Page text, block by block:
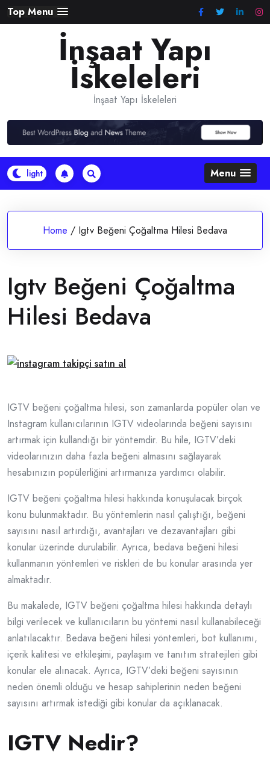
Skip
to
Top Menu
İnşaat Yapı
İskeleleri
İnşaat Yapı İskeleleri
Menu
Home / Igtv Beğeni Çoğaltma Hilesi Bedava
Igtv Beğeni Çoğaltma
Hilesi Bedava
IGTV beğeni çoğaltma hilesi, son zamanlarda popüler olan ve
Instagram kullanıcılarının IGTV videolarında beğeni sayısını
artırmak için kullandığı bir yöntemdir. Bu hile, IGTV’deki
videolarınızın daha fazla beğeni almasını sağlayarak
hesabınızın popülerliğini artırmanıza yardımcı olabilir.
IGTV beğeni çoğaltma hilesi hakkında konuşulacak birçok
konu bulunmaktadır. Bu yöntemlerin nasıl çalıştığı, beğeni
sayısını nasıl artırdığı, avantajları ve dezavantajları gibi
konular üzerinde durulabilir. Ayrıca, bedava beğeni hilesi
kullanmanın yöntemleri ve riskleri de bu konular arasında yer
almaktadır.
Bu makalede, IGTV beğeni çoğaltma hilesi hakkında detaylı
bilgi verilecek ve kullanıcıların bu yöntemi nasıl kullanabileceği
anlatılacaktır. Bedava beğeni hilesi yöntemleri, bot kullanımı,
içerik kalitesi ve etkileşimi, paylaşım ve tanıtım stratejileri gibi
konular ele alınacak. Ayrıca, IGTV’deki beğeni sayısının
neden önemli olduğu ve hesap sahiplerinin neden beğeni
sayısını artırmak istediği gibi konular da açıklanacak.
IGTV Nedir?